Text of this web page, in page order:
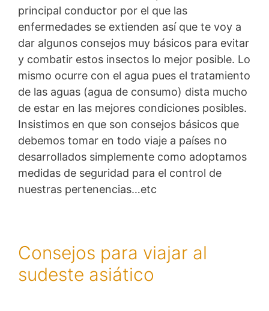
principal conductor por el que las
enfermedades se extienden así que te voy a
dar algunos consejos muy básicos para evitar
y combatir estos insectos lo mejor posible. Lo
mismo ocurre con el agua pues el tratamiento
de las aguas (agua de consumo) dista mucho
de estar en las mejores condiciones posibles.
Insistimos en que son consejos básicos que
debemos tomar en todo viaje a países no
desarrollados simplemente como adoptamos
medidas de seguridad para el control de
nuestras pertenencias…etc
Consejos para viajar al
sudeste asiático